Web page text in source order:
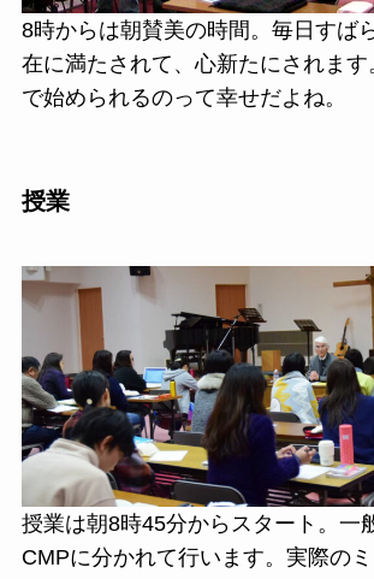
8時からは朝賛美の時間。毎日すば
在に満たされて、心新たにされます
で始められるのって幸せだよね。
授業
授業は朝8時45分からスタート。一
CMPに分かれて行います。実際の